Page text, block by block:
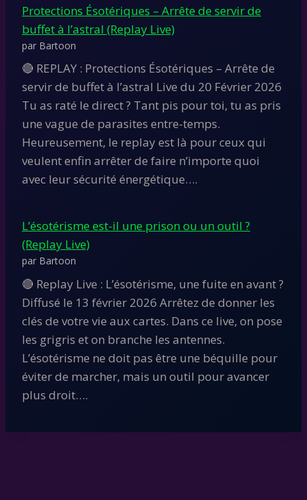
Protections Ésotériques – Arrête de servir de
buffet à l’astral (Replay Live)
par Bartoon
🔴 REPLAY : Protections Ésotériques – Arrête de
servir de buffet à l’astral Live du 20 Février 2026
Tu as raté le direct ? Tant pis pour toi, tu as pris
une vague de parasites entre-temps.
Heureusement, le replay est là pour ceux qui
veulent enfin arrêter de faire n’importe quoi
avec leur sécurité énergétique….
L’ésotérisme est-il une prison ou un outil ?
(Replay Live)
par Bartoon
🔴 Replay Live : L’ésotérisme, une fuite en avant ?
Diffusé le 13 février 2026 Arrêtez de donner les
clés de votre vie aux cartes. Dans ce live, on pose
les grigris et on branche les antennes.
L’ésotérisme ne doit pas être une béquille pour
éviter de marcher, mais un outil pour avancer
plus droit….